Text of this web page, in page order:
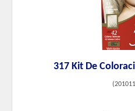
317 Kit De
(